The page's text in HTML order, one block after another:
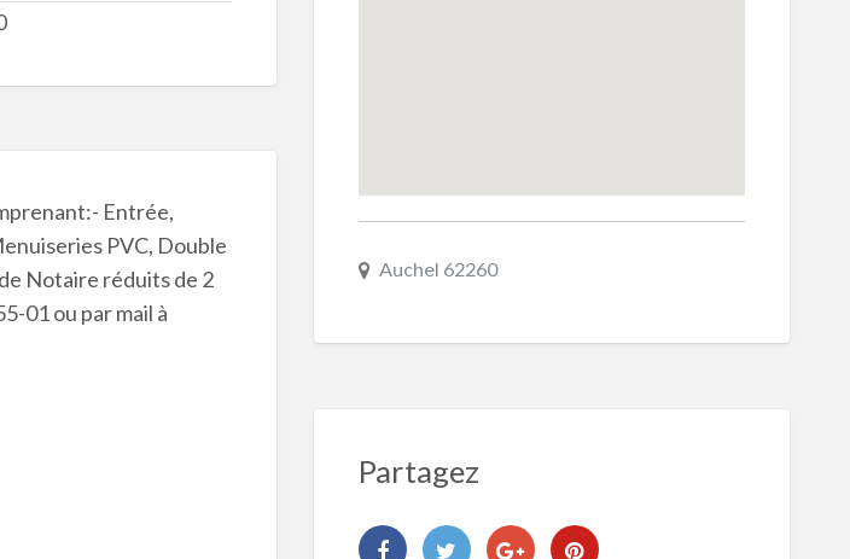
Entrée,
PVC, Double
Notaire réduits de 2
01 ou par mail à
Auchel 62260
Partagez